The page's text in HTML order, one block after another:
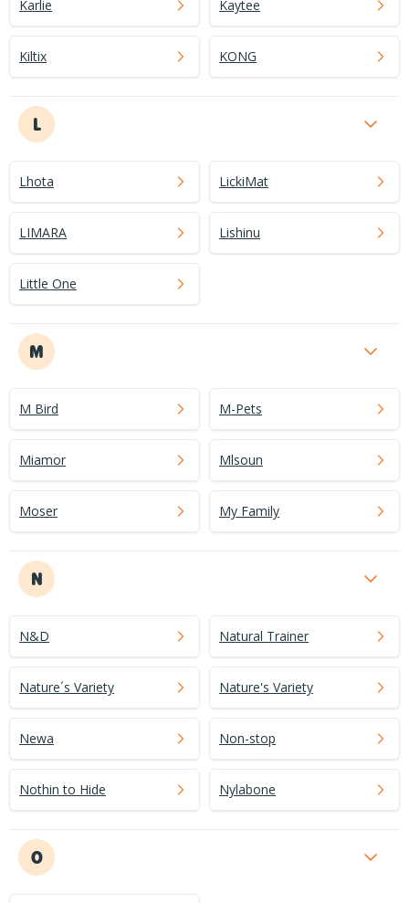
Karlie Kaytee
Kiltix KONG
L
Lhota LickiMat
LIMARA Lishinu
Little One
M
M Bird M-Pets
Miamor Mlsoun
Moser My Family
N
N&D Natural Trainer
Nature´s Variety Nature's Variety
Newa Non-stop
Nothin to Hide Nylabone
O